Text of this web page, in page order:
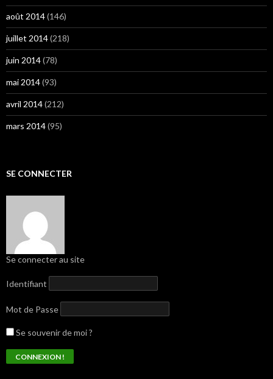
août 2014(146)
juillet 2014(218)
juin 2014(78)
mai 2014(93)
avril 2014(212)
mars 2014(95)
SE CONNECTER
Se connecter au site
Identifiant
Mot de Passe
Se souvenir de moi ?